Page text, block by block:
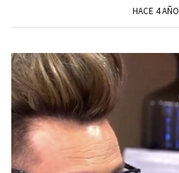
HACE 4